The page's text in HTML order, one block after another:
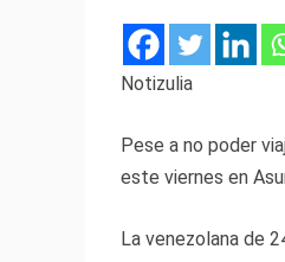
Notizulia
Pese a no poder
este viernes en
La venezolana de